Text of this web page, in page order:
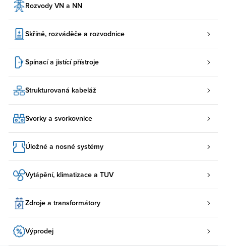
Rozvody VN a NN
Skříně, rozváděče a rozvodnice
Spínací a jistící přístroje
Strukturovaná kabeláž
Svorky a svorkovnice
Úložné a nosné systémy
Vytápění, klimatizace a TUV
Zdroje a transformátory
Výprodej